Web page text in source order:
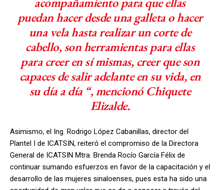
puedan hacer desde una galleta o hacer
una vela hasta realizar un corte de
cabello, son herramientas para ellas
para creer en sí mismas, creer que son
capaces de salir adelante en su vida, en
su día a día “, mencionó Chiquete
Elizalde.
Asimismo, el Ing. Rodrigo López Cabanillas, director del
Plantel I de ICATSIN, reiteró el compromiso de la Directora
General de ICATSIN Mtra. Brenda Rocío García Félix de
continuar sumando esfuerzos en favor de la capacitación y el
desarrollo de las mujeres sinaloenses, pues esta ha sido una